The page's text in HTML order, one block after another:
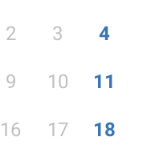
2 3 4
9 10 11
16 17 18